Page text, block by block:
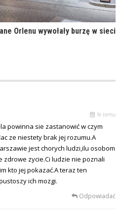
Orlenu wywołały burzę w sieci
% temu
powinna sie zastanowić w czym
ze niestety brak jej rozumu.A
jest chorych ludzi,ilu osobom
zycie.Ci ludzie nie poznali
kto jej pokazać.A teraz ten
ich mozgi.
Odpowiadać